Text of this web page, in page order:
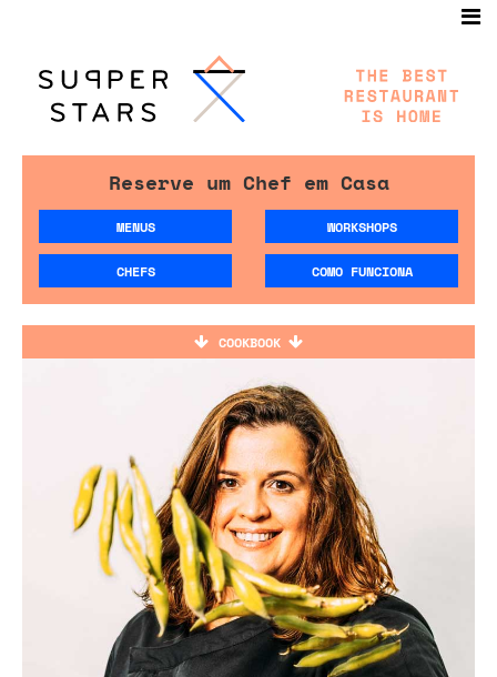
Reserve um Chef em Casa
MENUS WORKSHOPS
CHEFS COMO FUNCIONA
COOKBOOK